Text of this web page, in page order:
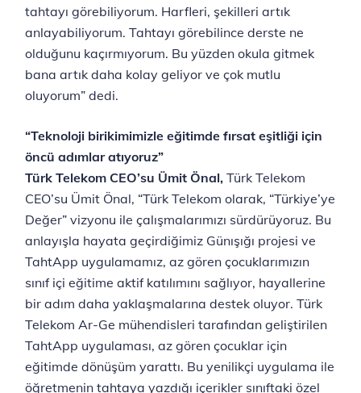
tahtayı görebiliyorum. Harfleri, şekilleri artık
anlayabiliyorum. Tahtayı görebilince derste ne
olduğunu kaçırmıyorum. Bu yüzden okula gitmek
bana artık daha kolay geliyor ve çok mutlu
oluyorum” dedi.
“Teknoloji birikimimizle eğitimde fırsat eşitliği için
öncü adımlar atıyoruz”
Türk Telekom CEO’su Ümit Önal, Türk Telekom
CEO’su Ümit Önal, “Türk Telekom olarak, “Türkiye’ye
Değer” vizyonu ile çalışmalarımızı sürdürüyoruz. Bu
anlayışla hayata geçirdiğimiz Günışığı projesi ve
TahtApp uygulamamız, az gören çocuklarımızın
sınıf içi eğitime aktif katılımını sağlıyor, hayallerine
bir adım daha yaklaşmalarına destek oluyor. Türk
Telekom Ar-Ge mühendisleri tarafından geliştirilen
TahtApp uygulaması, az gören çocuklar için
eğitimde dönüşüm yarattı. Bu yenilikçi uygulama ile
öğretmenin tahtaya yazdığı içerikler sınıftaki özel